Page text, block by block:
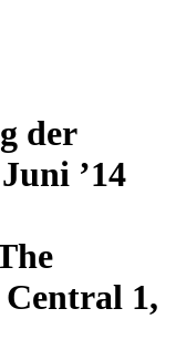
der
’14
1,